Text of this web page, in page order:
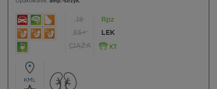
Opakowanie: amp.-strzyk.
18
65+
CIĄŻA
Rpz
LEK
KML